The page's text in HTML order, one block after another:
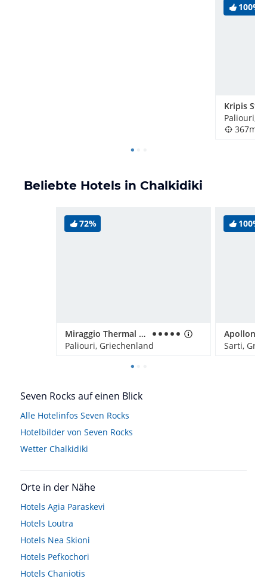
100%
Paliouri,
367m
Beliebte Hotels in Chalkidiki
72%
Miraggio Thermal Spa Resort
Paliouri, Griechenland
100%
Sarti,
Seven Rocks auf einen Blick
Alle Hotelinfos Seven Rocks
Hotelbilder von Seven Rocks
Wetter Chalkidiki
Orte in der Nähe
Hotels Agia Paraskevi
Hotels Loutra
Hotels Nea Skioni
Hotels Pefkochori
Hotels Chaniotis